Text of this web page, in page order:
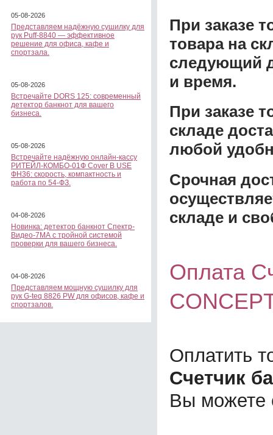
05-08-2026
Представляем надёжную сушилку для
рук Puff-8840 — эффективное
решение для офиса, кафе и
спортзала.
05-08-2026
Встречайте DORS 125: современный
детектор банкнот для вашего
бизнеса.
05-08-2026
Встречайте надёжную онлайн-кассу
РИТЕЙЛ-КОМБО-01Ф Cover B USE
ФН36: скорость, компактность и
работа по 54-ФЗ.
04-08-2026
Новинка: детектор банкнот Спектр-
Видео-7МА с тройной системой
проверки для вашего бизнеса.
04-08-2026
Представляем мощную сушилку для
рук G-teq 8826 PW для офисов, кафе и
спортзалов.
При заказе
товара на
следующий
и время.
При заказе
складе
любой
Срочная
складе и
Оплата
Оплатить
Счетчик
Вы можете